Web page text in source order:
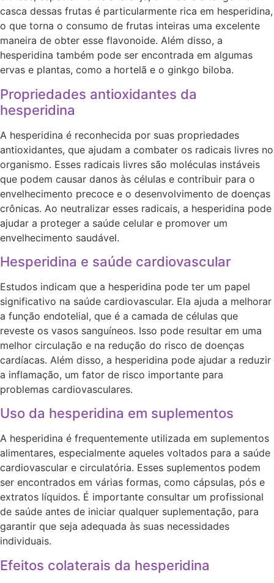
casca dessas frutas é particularmente rica em hesperidina,
o que torna o consumo de frutas inteiras uma excelente
maneira de obter esse flavonoide. Além disso, a
hesperidina também pode ser encontrada em algumas
ervas e plantas, como a hortelã e o ginkgo biloba.
Propriedades antioxidantes da
hesperidina
A hesperidina é reconhecida por suas propriedades
antioxidantes, que ajudam a combater os radicais livres no
organismo. Esses radicais livres são moléculas instáveis
que podem causar danos às células e contribuir para o
envelhecimento precoce e o desenvolvimento de doenças
crônicas. Ao neutralizar esses radicais, a hesperidina pode
ajudar a proteger a saúde celular e promover um
envelhecimento saudável.
Hesperidina e saúde cardiovascular
Estudos indicam que a hesperidina pode ter um papel
significativo na saúde cardiovascular. Ela ajuda a melhorar
a função endotelial, que é a camada de células que
reveste os vasos sanguíneos. Isso pode resultar em uma
melhor circulação e na redução do risco de doenças
cardíacas. Além disso, a hesperidina pode ajudar a reduzir
a inflamação, um fator de risco importante para
problemas cardiovasculares.
Uso da hesperidina em suplementos
A hesperidina é frequentemente utilizada em suplementos
alimentares, especialmente aqueles voltados para a saúde
cardiovascular e circulatória. Esses suplementos podem
ser encontrados em várias formas, como cápsulas, pós e
extratos líquidos. É importante consultar um profissional
de saúde antes de iniciar qualquer suplementação, para
garantir que seja adequada às suas necessidades
individuais.
Efeitos colaterais da hesperidina